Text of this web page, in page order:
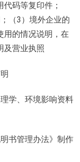
码等复印件；
（3）境外企业的
用的情况说明，在
及营业执照
学、环境影响资料
书管理办法》制作